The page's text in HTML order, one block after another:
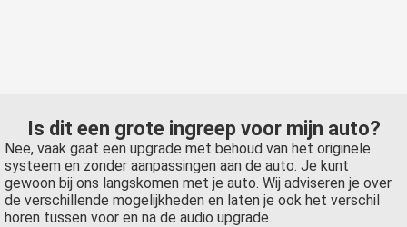
Is dit een grote ingreep voor mijn auto?
Nee, vaak gaat een upgrade met behoud van het originele
systeem en zonder aanpassingen aan de auto. Je kunt
gewoon bij ons langskomen met je auto. Wij adviseren je over
de verschillende mogelijkheden en laten je ook het verschil
horen tussen voor en na de audio upgrade.